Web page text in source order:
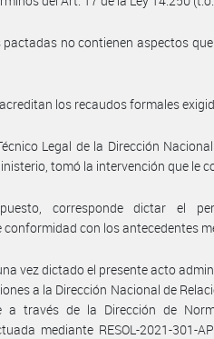
pactadas no contienen aspectos
los recaudos formales
Legal de la Dirección
tomó la intervención que le
corresponde dictar el
conformidad con los antecedentes
vez dictado el presente acto
a la Dirección Nacional de
a través de la Dirección de
mediante RESOL-2021-301-